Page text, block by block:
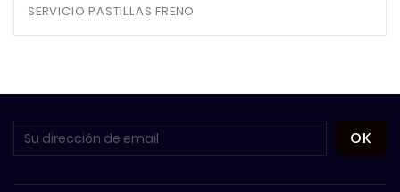
SERVICIO PASTILLAS FRENO